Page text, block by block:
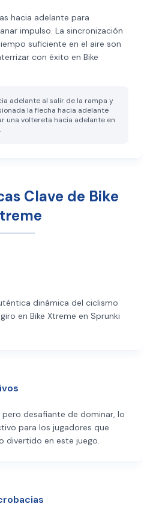
hacia adelante para
impulso. La sincronización
suficiente en el aire son
con éxito en Bike
adelante al salir de la rampa y
la flecha hacia adelante
una voltereta hacia adelante en
Clave de Bike
dinámica del ciclismo
en Bike Xtreme en Sprunki
pero desafiante de dominar, lo
para los jugadores que
divertido en este juego.